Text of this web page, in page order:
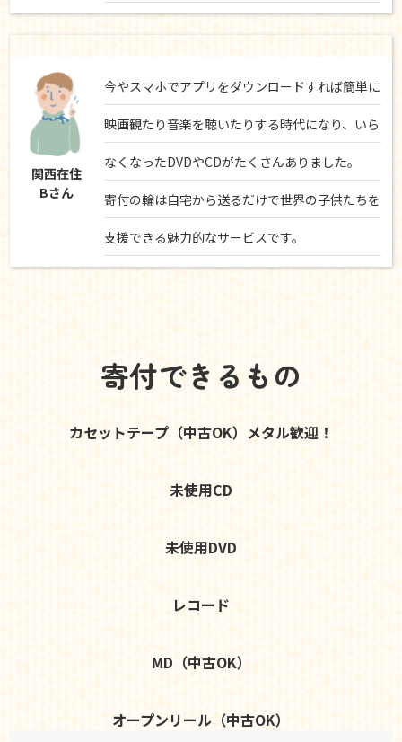
関西在住
Bさん
今やスマホでアプリをダウンロードすれば簡単に
映画観たり音楽を聴いたりする時代になり、いら
なくなったDVDやCDがたくさんありました。
寄付の輪は自宅から送るだけで世界の子供たちを
支援できる魅力的なサービスです。
寄付できるもの
カセットテープ（中古OK）メタル歓迎！
未使用CD
未使用DVD
レコード
MD（中古OK）
オープンリール（中古OK）